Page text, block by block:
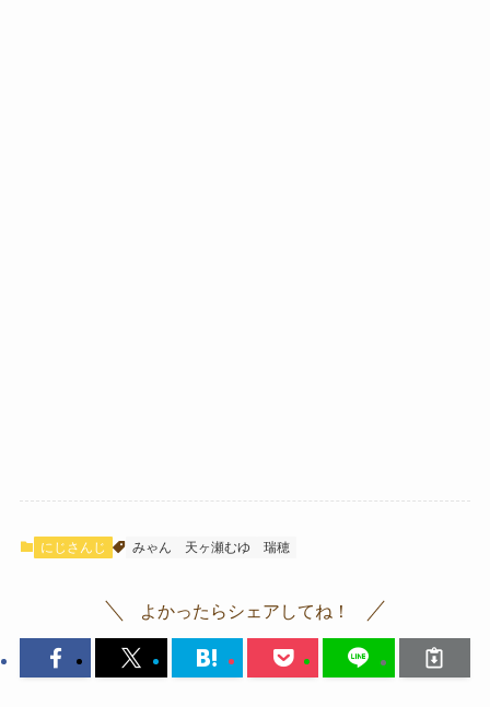
にじさんじ みゃん 天ヶ瀬むゆ 瑞穂
よかったらシェアしてね！